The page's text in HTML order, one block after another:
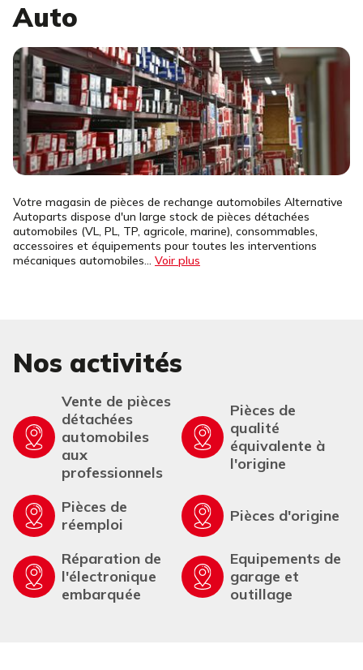
Auto
Votre magasin de pièces de rechange automobiles Alternative
Autoparts dispose d'un large stock de pièces détachées
automobiles (VL, PL, TP, agricole, marine), consommables,
accessoires et équipements pour toutes les interventions
mécaniques automobiles... Voir plus
Nos activités
Vente de pièces
détachées
automobiles
aux
professionnels
Pièces de
qualité
équivalente à
l'origine
Pièces de
réemploi
Pièces d'origine
Réparation de
l'électronique
embarquée
Equipements de
garage et
outillage